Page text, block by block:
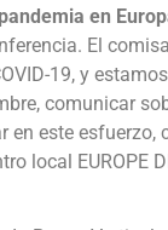
en
El
19, y
comunicar
en este esfuerzo,
local EUROPE